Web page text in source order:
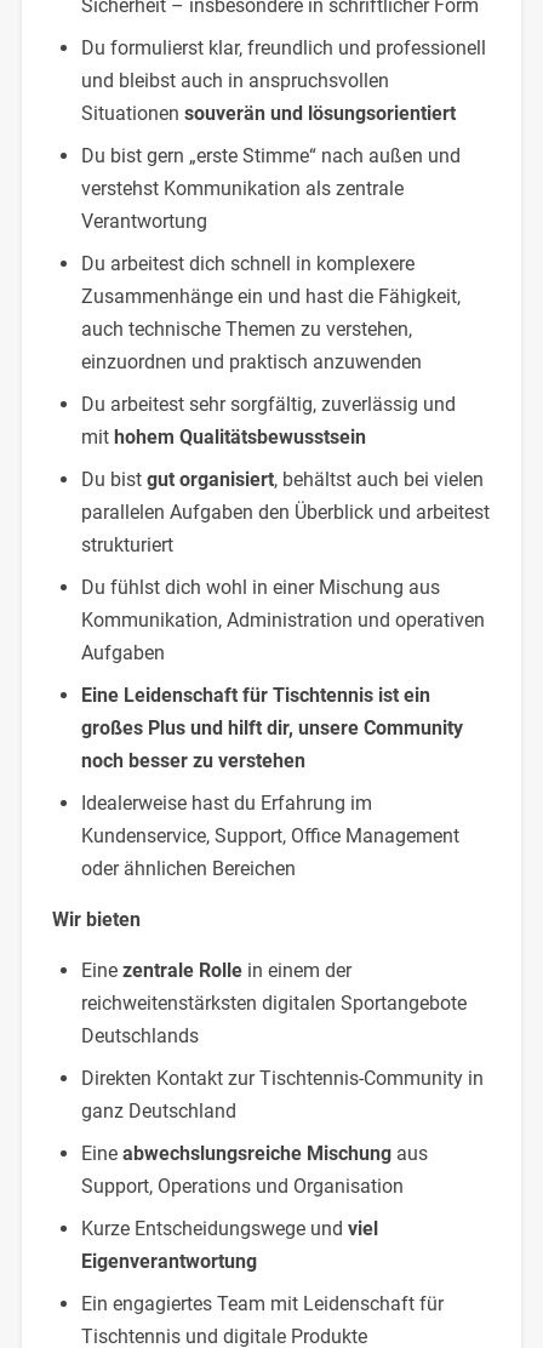
Sicherheit – insbesondere in schriftlicher Form
Du formulierst klar, freundlich und professionell
und bleibst auch in anspruchsvollen
Situationen souverän und lösungsorientiert
Du bist gern „erste Stimme“ nach außen und
verstehst Kommunikation als zentrale
Verantwortung
Du arbeitest dich schnell in komplexere
Zusammenhänge ein und hast die Fähigkeit,
auch technische Themen zu verstehen,
einzuordnen und praktisch anzuwenden
Du arbeitest sehr sorgfältig, zuverlässig und
mit hohem Qualitätsbewusstsein
Du bist gut organisiert, behältst auch bei vielen
parallelen Aufgaben den Überblick und arbeitest
strukturiert
Du fühlst dich wohl in einer Mischung aus
Kommunikation, Administration und operativen
Aufgaben
Eine Leidenschaft für Tischtennis ist ein
großes Plus und hilft dir, unsere Community
noch besser zu verstehen
Idealerweise hast du Erfahrung im
Kundenservice, Support, Office Management
oder ähnlichen Bereichen
Wir bieten
Eine zentrale Rollein einem der
reichweitenstärksten digitalen Sportangebote
Deutschlands
Direkten Kontakt zur Tischtennis-Community in
ganz Deutschland
Eine abwechslungsreiche Mischungaus
Support, Operations und Organisation
Kurze Entscheidungswege und viel
Eigenverantwortung
Ein engagiertes Team mit Leidenschaft für
Tischtennis und digitale Produkte